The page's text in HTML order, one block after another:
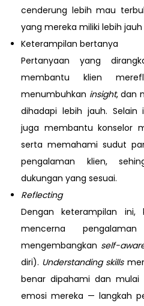
cenderung lebih mau
yang mereka miliki lebih jauh
Keterampilan bertanya
Pertanyaan yang
membantu klien
menumbuhkan insight, dan
dihadapi lebih jauh.
juga membantu konselor
serta memahami sudut
pengalaman klien,
dukungan yang sesuai.
Reflecting
Dengan keterampilan ini,
mencerna
mengembangkan self-
diri). Understanding skills
benar dipahami dan
emosi mereka — langkah